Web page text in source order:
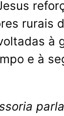
rurais
à
e à